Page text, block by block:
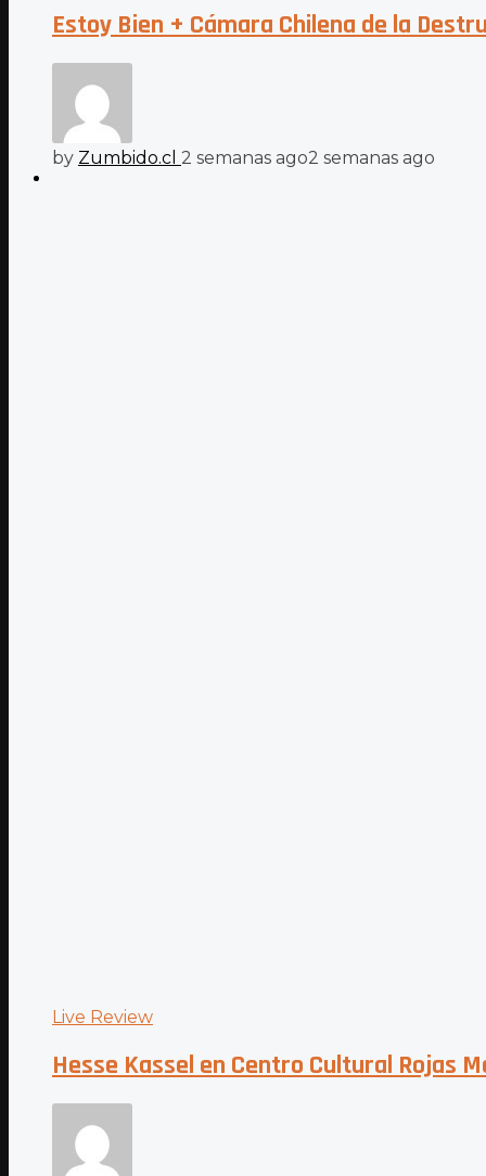
Estoy Bien + Cámara Chilena de la
by Zumbido.cl 2 semanas ago2 semanas ago
Live Review
Hesse Kassel en Centro Cultural Rojas